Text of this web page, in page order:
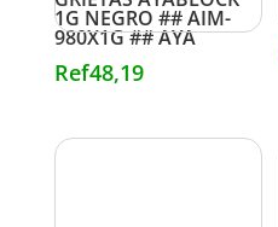
1G NEGRO ## AIM-
980X1G ## AYA
Ref48,19